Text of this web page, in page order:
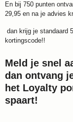
En bij 750 punten
29,95 en na je advies
dan krijg je standaard
kortingscode!!
Meld je snel
dan ontvang
het Loyalty
spaart!